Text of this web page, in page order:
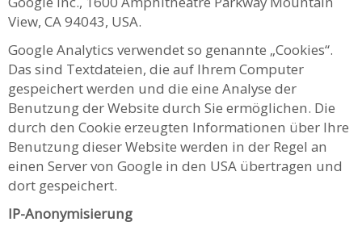
View, CA 94043, USA.
Google Analytics verwendet so genannte „Cookies“.
Das sind Textdateien, die auf Ihrem Computer
gespeichert werden und die eine Analyse der
Benutzung der Website durch Sie ermöglichen. Die
durch den Cookie erzeugten Informationen über Ihre
Benutzung dieser Website werden in der Regel an
einen Server von Google in den USA übertragen und
dort gespeichert.
IP-Anonymisierung